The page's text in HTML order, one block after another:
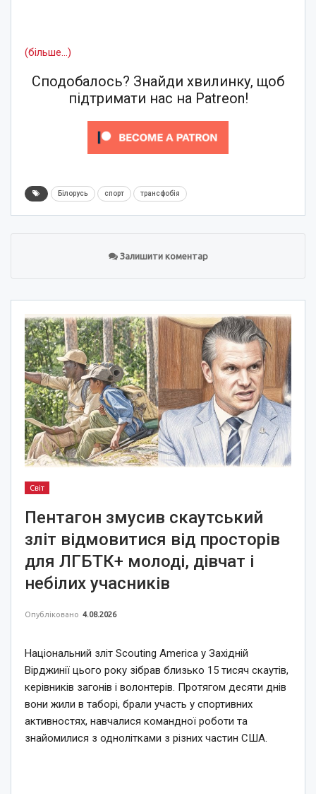
(більше…)
Сподобалось? Знайди хвилинку, щоб
підтримати нас на Patreon!
Білорусь спорт трансфобія
Залишити коментар
Світ
Пентагон змусив скаутський
зліт відмовитися від просторів
для ЛГБТК+ молоді, дівчат і
небілих учасників
Опубліковано 4.08.2026
Національний зліт Scouting America у Західній
Вірджинії цього року зібрав близько 15 тисяч скаутів,
керівників загонів і волонтерів. Протягом десяти днів
вони жили в таборі, брали участь у спортивних
активностях, навчалися командної роботи та
знайомилися з однолітками з різних частин США.